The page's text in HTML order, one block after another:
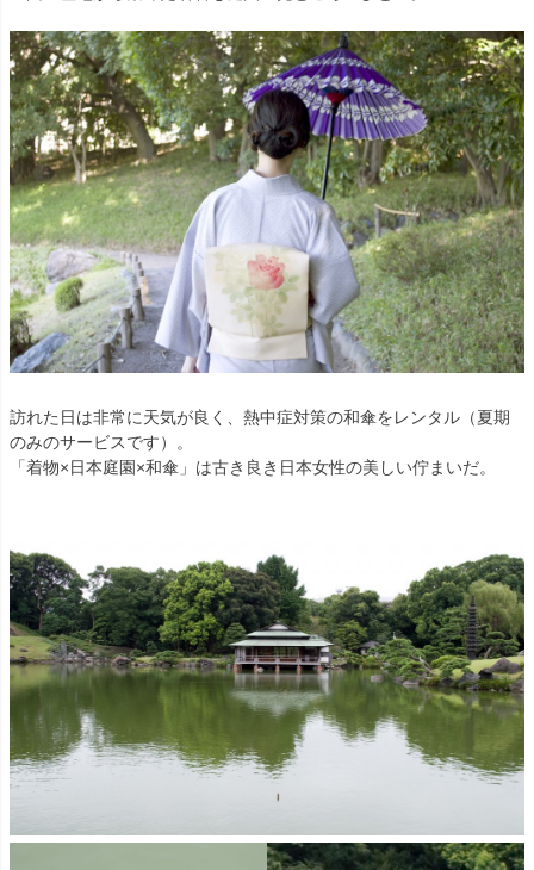
訪れた日は非常に天気が良く、熱中症対策の和傘をレンタル（夏期
のみのサービスです）。
「着物×日本庭園×和傘」は古き良き日本女性の美しい佇まいだ。